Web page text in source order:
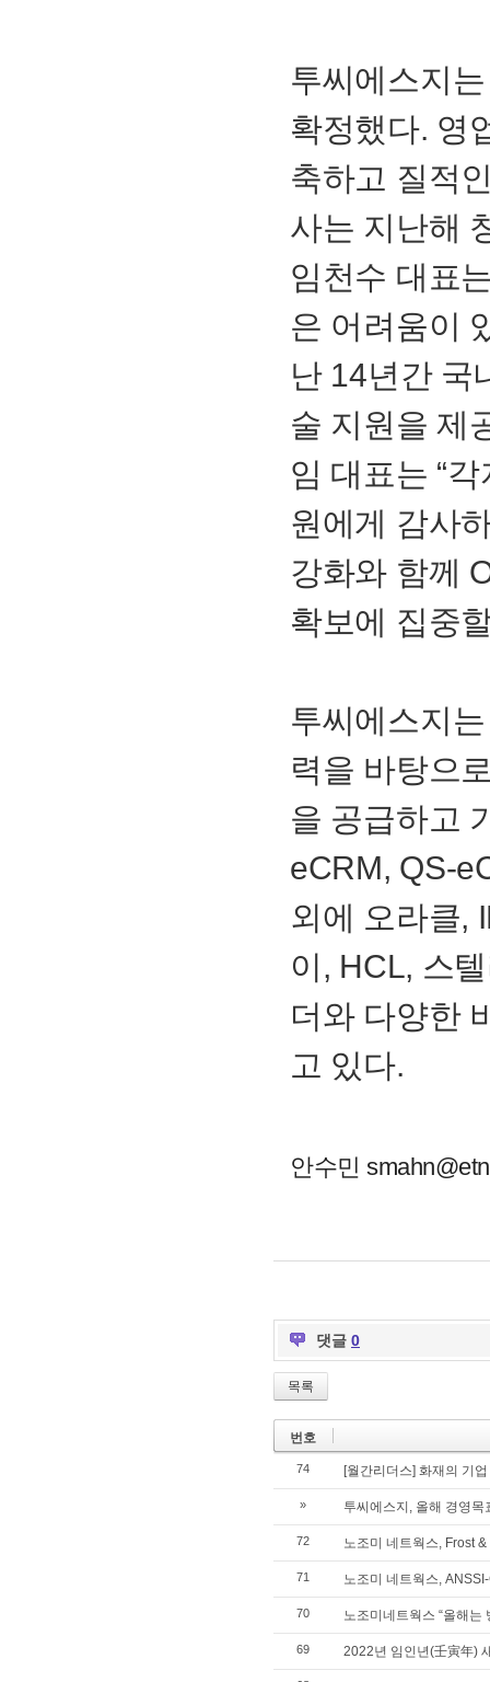
투씨에스지
확정했다. 영
축하고 질적
사는 지난해
임천수 대표
은 어려움이
난 14년간 국
술 지원을 제
임 대표는 “
원에게 감사
강화와 함께
확보에 집중
투씨에스지는
력을 바탕으
을 공급하고
eCRM, QS-
외에 오라클,
이, HCL, 스
더와 다양한
고 있다.
안수민
댓글 0
목록
번호
74 [월간리더스] 화재의 기
» 투씨에스지, 올해 경영
72 노조미 네트웍스, Frost
71 노조미 네트웍스,
70 노조미네트웍스 “올해는
69 2022년 임인년(壬寅年)